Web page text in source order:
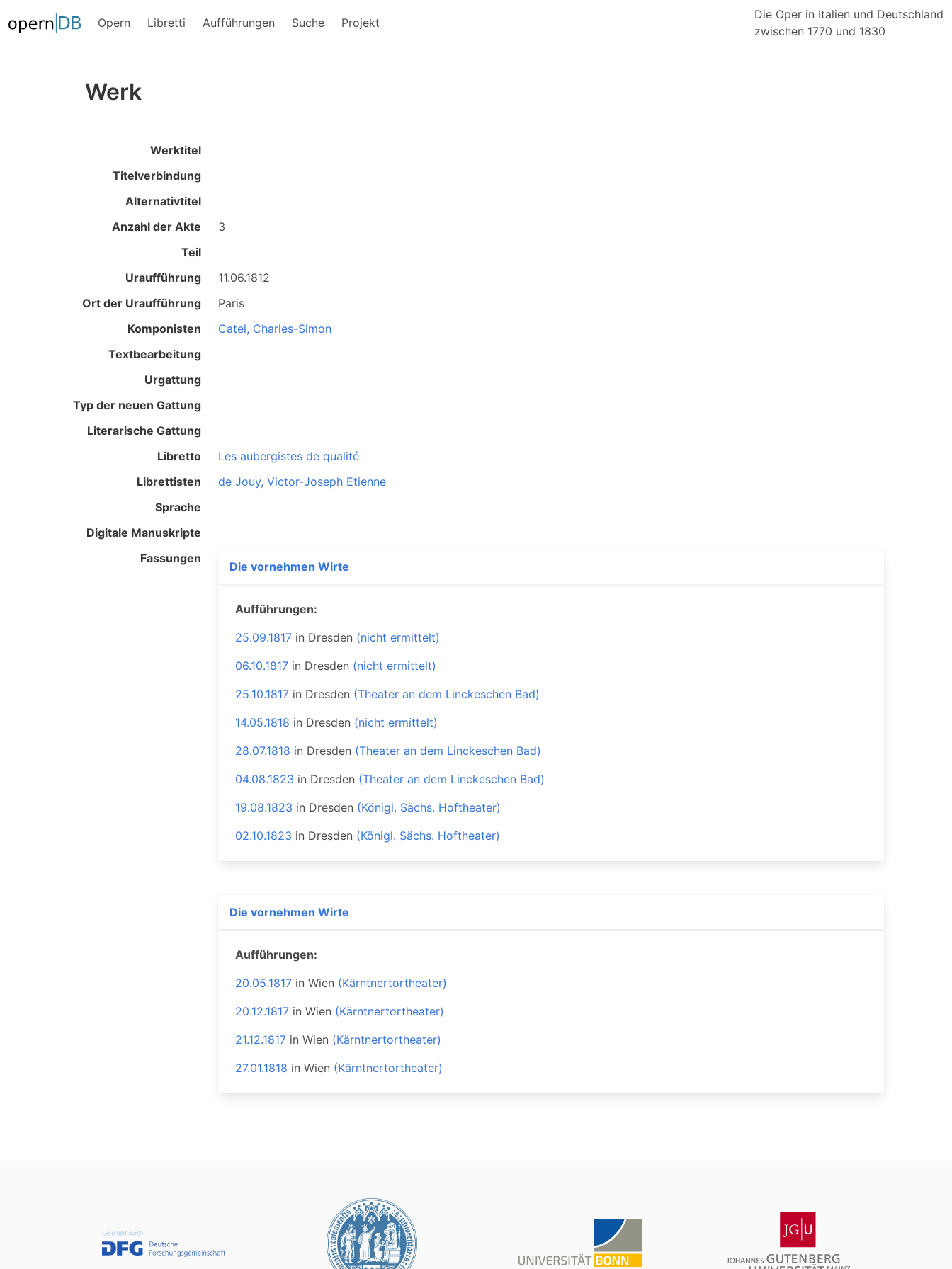
Opern Libretti Aufführungen Suche Projekt
Die Oper in Italien und Deutschland
zwischen 1770 und 1830
Werk
Werktitel
Titelverbindung
Alternativtitel
Anzahl der Akte
3
Teil
Uraufführung
11.06.1812
Ort der Uraufführung
Paris
Komponisten
Catel, Charles-Simon
Textbearbeitung
Urgattung
Typ der neuen Gattung
Literarische Gattung
Libretto
Les aubergistes de qualité
Librettisten
de Jouy, Victor-Joseph Etienne
Sprache
Digitale Manuskripte
Fassungen
Die vornehmen Wirte
Aufführungen:
25.09.1817 in Dresden (nicht ermittelt)
06.10.1817 in Dresden (nicht ermittelt)
25.10.1817 in Dresden (Theater an dem Linckeschen Bad)
14.05.1818 in Dresden (nicht ermittelt)
28.07.1818 in Dresden (Theater an dem Linckeschen Bad)
04.08.1823 in Dresden (Theater an dem Linckeschen Bad)
19.08.1823 in Dresden (Königl. Sächs. Hoftheater)
02.10.1823 in Dresden (Königl. Sächs. Hoftheater)
Die vornehmen Wirte
Aufführungen:
20.05.1817 in Wien (Kärntnertortheater)
20.12.1817 in Wien (Kärntnertortheater)
21.12.1817 in Wien (Kärntnertortheater)
27.01.1818 in Wien (Kärntnertortheater)